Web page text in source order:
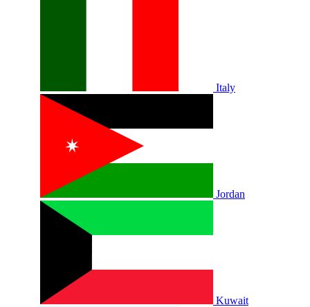
Italy
Jordan
Kuwait